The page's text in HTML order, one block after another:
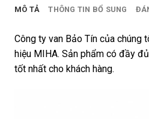
MÔ TẢ THÔNG TIN BỔ SUNG
Công ty van Bảo Tín của chúng
hiệu MIHA. Sản phẩm có đầy
tốt nhất cho khách hàng.